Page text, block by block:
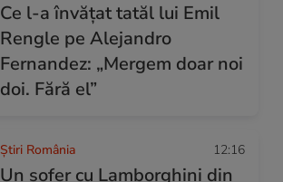
Ce l-a învățat tatăl lui Emil
Rengle pe Alejandro
Fernandez: „Mergem doar noi
doi. Fără el”
Știri România 12:16
Un șofer cu Lamborghini din